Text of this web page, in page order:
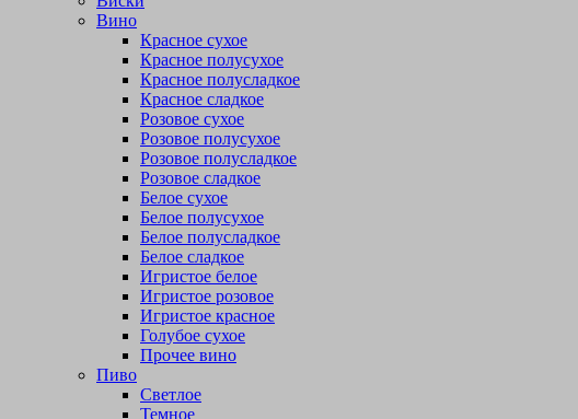
Вино
Красное сухое
Красное полусухое
Красное полусладкое
Красное сладкое
Розовое сухое
Розовое полусухое
Розовое полусладкое
Розовое сладкое
Белое сухое
Белое полусухое
Белое полусладкое
Белое сладкое
Игристое белое
Игристое розовое
Игристое красное
Голубое сухое
Прочее вино
Пиво
Светлое
Темное